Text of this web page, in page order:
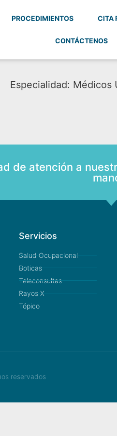
PROCEDIMIENTOS CITA
CONTÁCTENOS
Especialidad: Médicos
de atención a
Servicios
Salud Ocupacional
Boticas
Teleconsultas
Rayos X
Tópico
reservados